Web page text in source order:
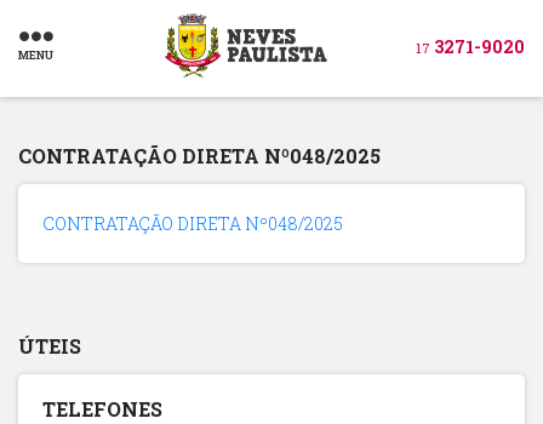
MENU 17 3271-9020
CONTRATAÇÃO DIRETA Nº048/2025
CONTRATAÇÃO DIRETA Nº048/2025
ÚTEIS
TELEFONES